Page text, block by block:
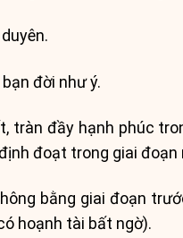
đời như ý.
tràn đầy hạnh phúc
đoạt trong giai đoạn
bằng giai đoạn
hoạnh tài bất ngờ).